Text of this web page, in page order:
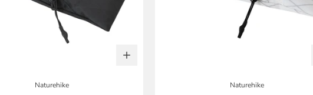
Naturehike Naturehike